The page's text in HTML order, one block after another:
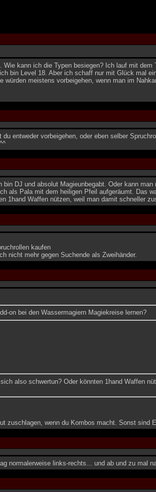
kann ich die Typen besiegen? Ich lauf mit dem
bin Level 18. Aber ich schaff nur mit Glück mal
würden meistens vorbeigehen, wenn man im
entweder vorbeigehen, oder eben selber
DJ und absolut Magieunbegabt. Oder kann
als Pala mit dem heiligen Pfeil aufgeräumt. Das
1hand Waffen nützen, weil man damit schneller
kaufen
nicht mehr gegen Suchende als Zweihänder.
on bei den Wassermagiern Magiekreise lernen?
also schwertun? Oder könnten 1hand Waffen
zuschlagen, wenn du Kombos macht. Sonst sind
normalerweise links-rechts... und ab und zu mal